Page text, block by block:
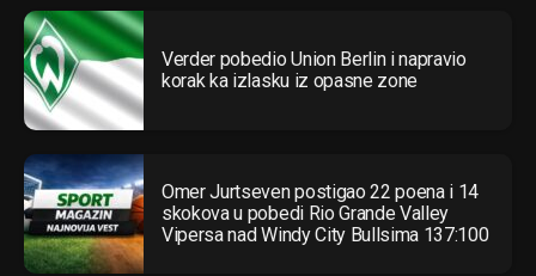
Verder pobedio Union Berlin i napravio
korak ka izlasku iz opasne zone
Omer Jurtseven postigao 22 poena i 14
skokova u pobedi Rio Grande Valley
Vipersa nad Windy City Bullsima 137:100